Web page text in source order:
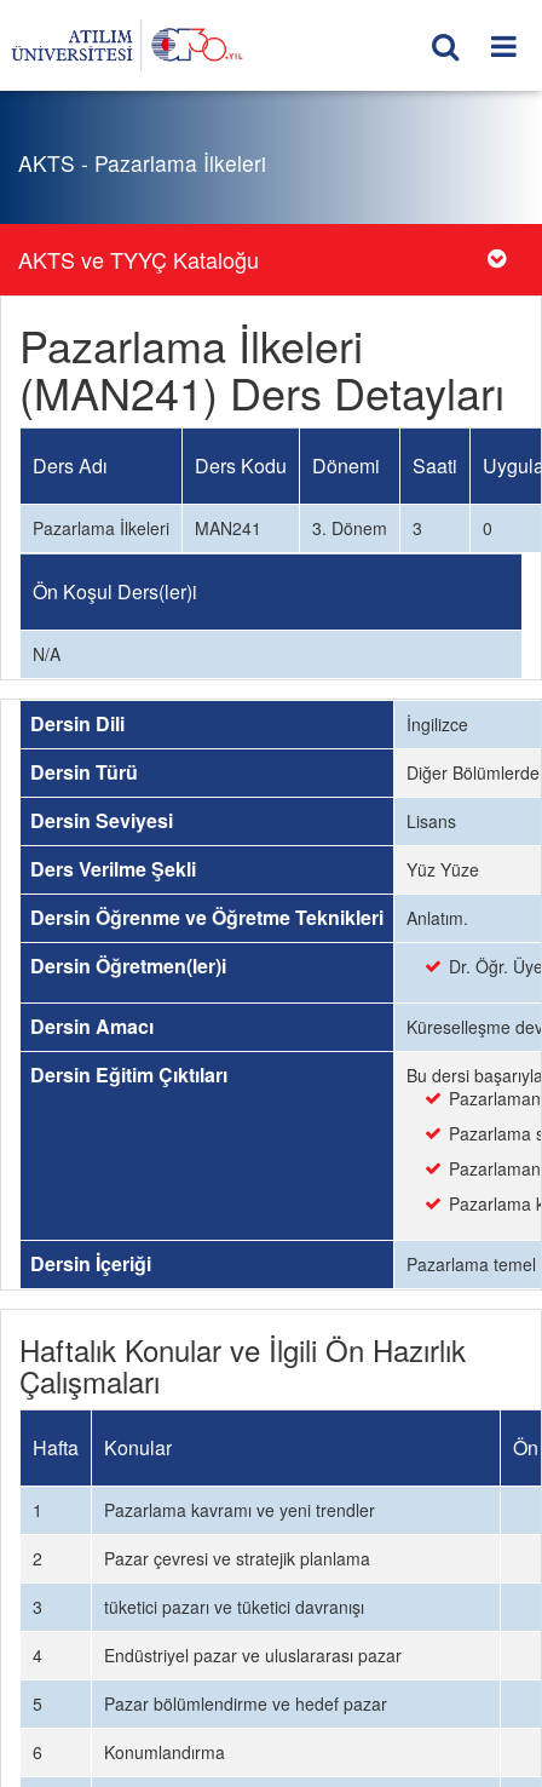
AKTS - Pazarlama İlkeleri
AKTS ve TYYÇ Kataloğu
Pazarlama İlkeleri
(MAN241) Ders Detayları
Ders Adı Ders Kodu Dönemi Saati
Pazarlama İlkeleri MAN241 3. Dönem 3 0
Ön Koşul Ders(ler)i
N/A
Dersin Dili İngilizce
Dersin Türü Diğer
Dersin Seviyesi Lisans
Ders Verilme Şekli Yüz Yüze
Dersin Öğrenme ve Öğretme Teknikleri Anlatım.
Dersin Öğretmen(ler)i Dr. Öğr.
Dersin Amacı Küreselleşme
Dersin Eğitim Çıktıları
Bu dersi
Pazarlama
Pazarlama
Dersin İçeriği Pazarlama
Haftalık Konular ve İlgili Ön Hazırlık
Çalışmaları
Hafta Konular Ön
1
Pazarlama kavramı ve yeni trendler
2
Pazar çevresi ve stratejik planlama
3
tüketici pazarı ve tüketici davranışı
4
Endüstriyel pazar ve uluslararası pazar
5
Pazar bölümlendirme ve hedef pazar
6
Konumlandırma